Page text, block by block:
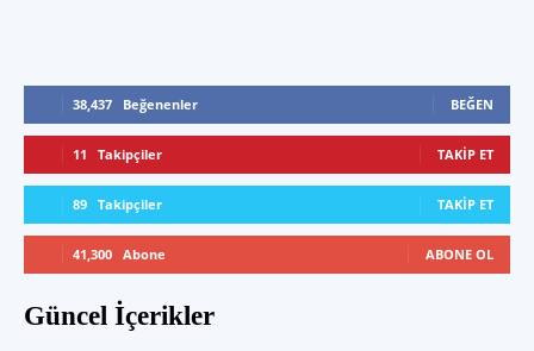
38,437 Beğenenler BEĞEN
11 Takipçiler TAKIP ET
89 Takipçiler TAKIP ET
41,300 Abone ABONE OL
Güncel İçerikler